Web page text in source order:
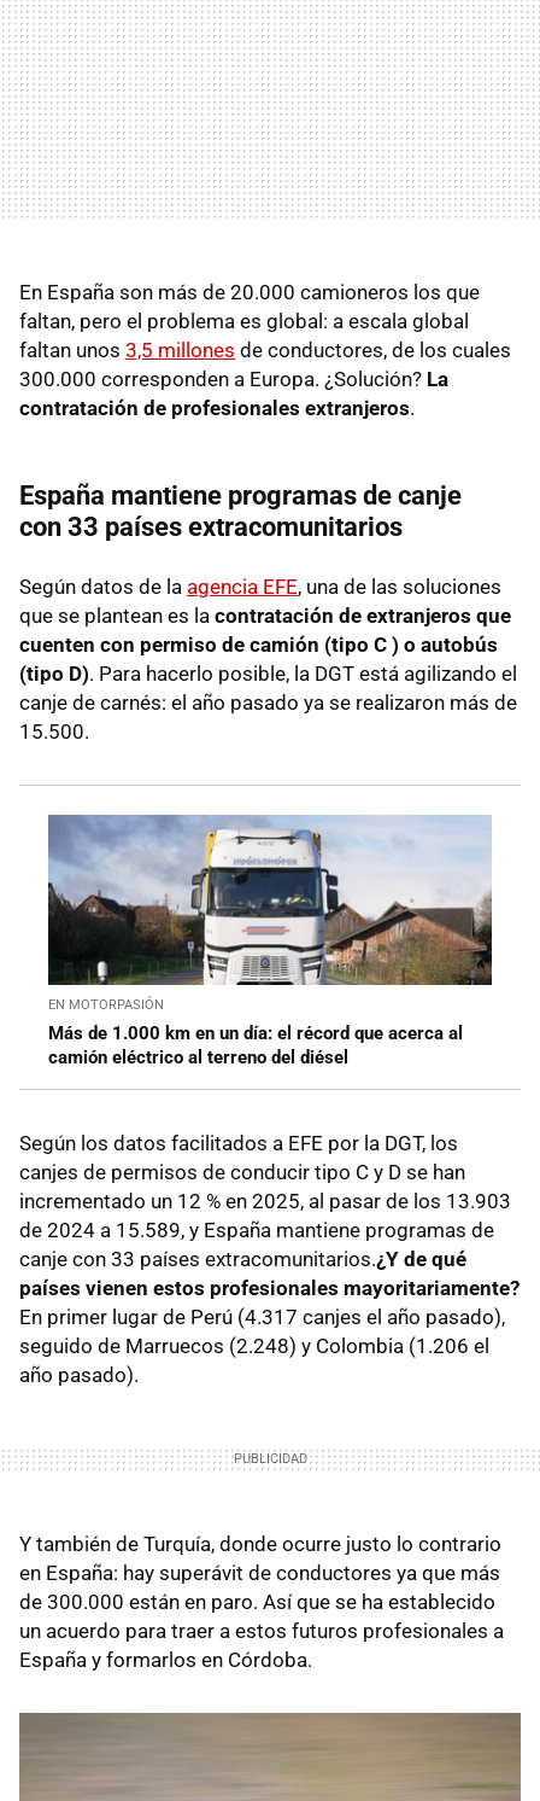
En España son más de 20.000 camioneros los que
faltan, pero el problema es global: a escala global
faltan unos 3,5 millones de conductores, de los cuales
300.000 corresponden a Europa. ¿Solución? La
contratación de profesionales extranjeros.
España mantiene programas de canje
con 33 países extracomunitarios
Según datos de la agencia EFE, una de las soluciones
que se plantean es la contratación de extranjeros que
cuenten con permiso de camión (tipo C ) o autobús
(tipo D). Para hacerlo posible, la DGT está agilizando el
canje de carnés: el año pasado ya se realizaron más de
15.500.
EN MOTORPASIÓN
Más de 1.000 km en un día: el récord que acerca al
camión eléctrico al terreno del diésel
Según los datos facilitados a EFE por la DGT, los
canjes de permisos de conducir tipo C y D se han
incrementado un 12 % en 2025, al pasar de los 13.903
de 2024 a 15.589, y España mantiene programas de
canje con 33 países extracomunitarios.¿Y de qué
países vienen estos profesionales mayoritariamente?
En primer lugar de Perú (4.317 canjes el año pasado),
seguido de Marruecos (2.248) y Colombia (1.206 el
año pasado).
Y también de Turquía, donde ocurre justo lo contrario
en España: hay superávit de conductores ya que más
de 300.000 están en paro. Así que se ha establecido
un acuerdo para traer a estos futuros profesionales a
España y formarlos en Córdoba.